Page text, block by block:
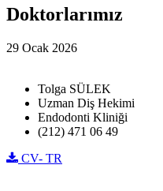
Doktorlarımız
29 Ocak 2026
Tolga SÜLEK
Uzman Diş Hekimi
Endodonti Kliniği
(212) 471 06 49
CV- TR